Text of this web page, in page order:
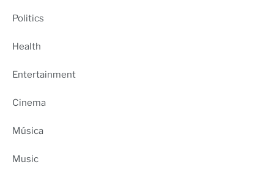
Politics
Health
Entertainment
Cinema
Música
Music